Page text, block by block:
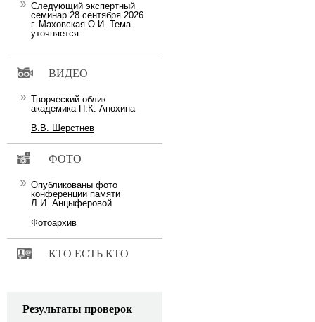
Следующий экспертный
семинар 28 сентября 2026
г. Маховская О.И. Тема
уточняется.
ВИДЕО
Творческий облик
академика П.К. Анохина
В.В. Шерстнев
ФОТО
Опубликованы фото
конференции памяти
Л.И. Анцыферовой
Фотоархив
КТО ЕСТЬ КТО
Результаты проверок